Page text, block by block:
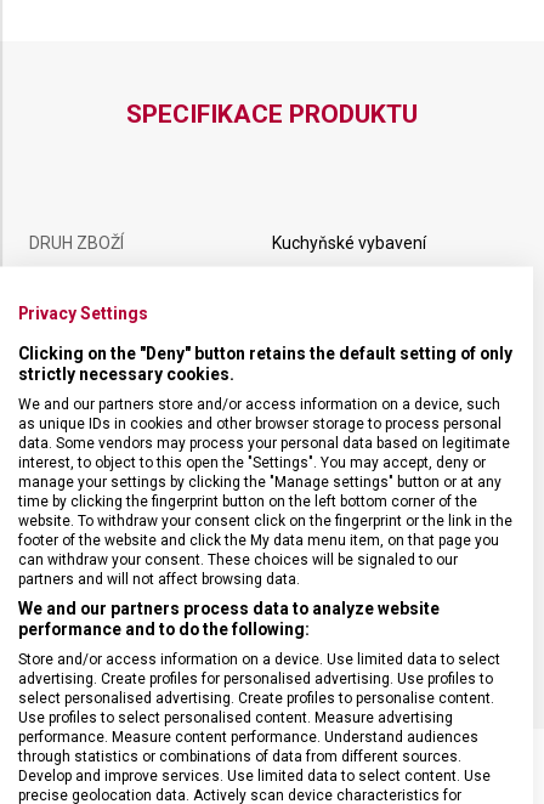
SPECIFIKACE PRODUKTU
DRUH ZBOŽÍ Kuchyňské vybavení
ZÁRUKA
HMOTNOST
TYP OSTŘÍ Rovné
DÉLKA ČEPELE 12 cm
MATERIÁL Termoplast
BARVA Černá
Privacy Settings
Clicking on the "Deny" button retains the default setting of only
strictly necessary cookies.
We and our partners store and/or access information on a device, such
as unique IDs in cookies and other browser storage to process personal
data. Some vendors may process your personal data based on legitimate
interest, to object to this open the "Settings". You may accept, deny or
manage your settings by clicking the "Manage settings" button or at any
time by clicking the fingerprint button on the left bottom corner of the
website. To withdraw your consent click on the fingerprint or the link in the
footer of the website and click the My data menu item, on that page you
can withdraw your consent. These choices will be signaled to our
partners and will not affect browsing data.
We and our partners process data to analyze website
performance and to do the following:
Store and/or access information on a device. Use limited data to select
advertising. Create profiles for personalised advertising. Use profiles to
select personalised advertising. Create profiles to personalise content.
Use profiles to select personalised content. Measure advertising
performance. Measure content performance. Understand audiences
through statistics or combinations of data from different sources.
Develop and improve services. Use limited data to select content. Use
precise geolocation data. Actively scan device characteristics for